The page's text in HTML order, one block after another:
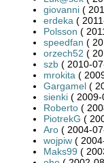
giovanni (
erdeka (
Polsson (
speedfan (
orzech52 (
szb ( 2010-
mrokita (
Gargamel (
sienki ( 2009-
Roberto (
PiotrekG (
Aro ( 2004-
wojpiw (
Maks99 (